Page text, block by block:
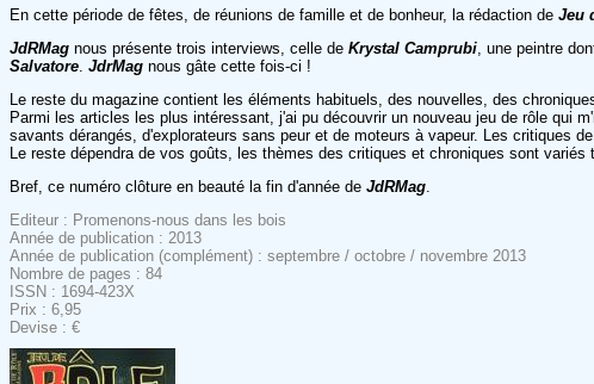
En cette période de fêtes, de réunions de famille et de bonheur, la rédaction de Jeu
JdRMag nous présente trois interviews, celle de Krystal Camprubi , une peintre
Salvatore JdrMag nous gâte cette fois-ci !
Le reste du magazine contient les éléments habituels, des nouvelles, des
Parmi les articles les plus intéressant, j'ai pu découvrir un nouveau jeu de rôle qui
savants dérangés, d'explorateurs sans peur et de moteurs à vapeur. Les critiques
Le reste dépendra de vos goûts, les thèmes des critiques et chroniques sont
Bref, ce numéro clôture en beauté la fin d'année de JdRMag
Editeur : Promenons-nous dans les bois
Année de publication : 2013
Année de publication (complément) : septembre / octobre / novembre 2013
Nombre de pages : 84
ISSN : 1694-423X
Prix : 6,95
Devise : €